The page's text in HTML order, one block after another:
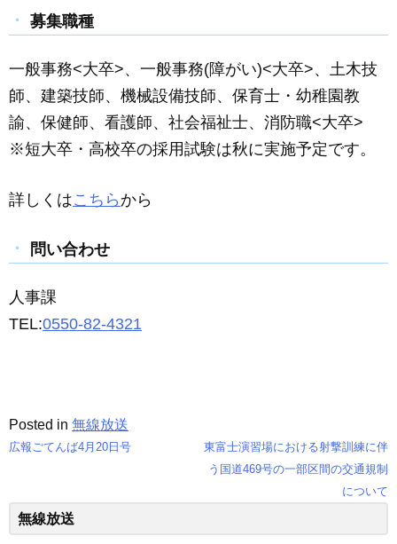
募集職種
一般事務<大卒>、一般事務(障がい)<大卒>、土木技
師、 建築技師、機械設備技師、保育士・幼稚園教
諭、保健師、看護師、社会福祉士、消防職<大卒>
※短大卒・高校卒の採用試験は秋に実施予定です。
詳しくはこちらから
問い合わせ
人事課
TEL:0550-82-4321
Posted in 無線放送
稿
ナ
広報ごてんば4月20日号
東富士演習場における射撃訓練に伴
う国道469号の一部区間の交通規制
について
無線放送